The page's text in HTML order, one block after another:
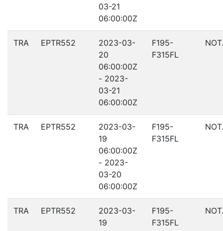
03-21
06:00:00Z
TRA EPTR552
2023-03-
20
06:00:00Z
- 2023-
03-21
06:00:00Z
F195-
F315FL
TRA EPTR552
2023-03-
19
06:00:00Z
- 2023-
03-20
06:00:00Z
F195-
F315FL
TRA EPTR552
2023-03-
19
F195-
F315FL